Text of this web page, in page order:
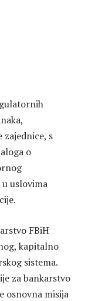
zajednice, s
o
uslovima
FBiH
kapitalno
sistema.
za bankarstvo
osnovna misija